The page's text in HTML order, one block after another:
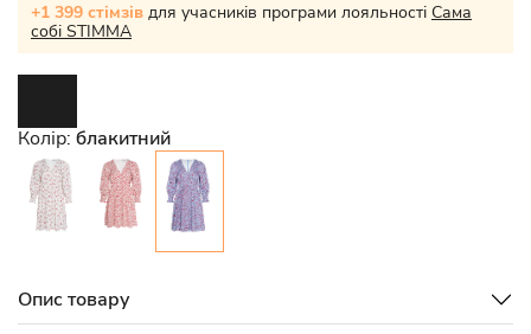
+1 399 стімзів для учасників програми лояльності Сама
собі STIMMA
Колір: блакитний
Опис товару